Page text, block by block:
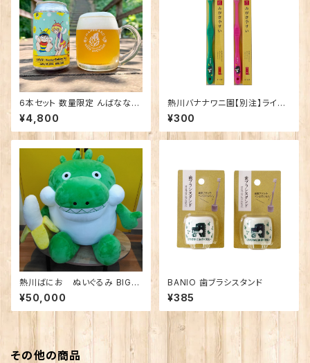
6本セット 数量限定 んばなな！
Honey Golden Ale
¥4,800
熱川バナナワニ園【別注】ライフ
レンジ 磨きやすい歯ブラシ 極
（ばにお柄）子供用
¥300
熱川ばにお ぬいぐるみ BIG
※送料込み・メーカー直送のた
め、他の商品とは一緒にご注文
いただけません。
¥50,000
BANIO 歯ブラシスタンド
¥385
その他の商品